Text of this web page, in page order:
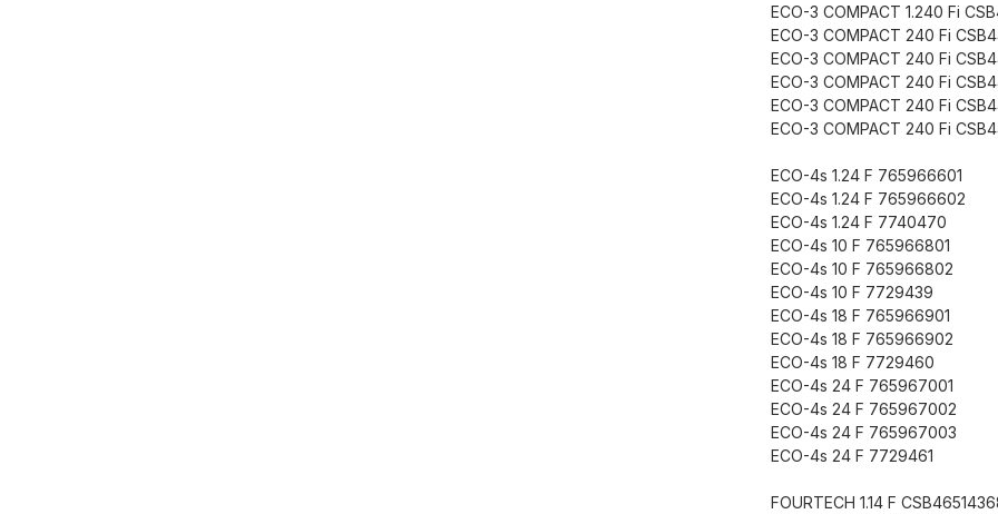
ECO-3 COMPACT 1.240 Fi
ECO-3 COMPACT 240 Fi
ECO-3 COMPACT 240 Fi
ECO-3 COMPACT 240 Fi
ECO-3 COMPACT 240 Fi
ECO-3 COMPACT 240 Fi
ECO-4s 1.24 F 765966601
ECO-4s 1.24 F 765966602
ECO-4s 1.24 F 7740470
ECO-4s 10 F 765966801
ECO-4s 10 F 765966802
ECO-4s 10 F 7729439
ECO-4s 18 F 765966901
ECO-4s 18 F 765966902
ECO-4s 18 F 7729460
ECO-4s 24 F 765967001
ECO-4s 24 F 765967002
ECO-4s 24 F 765967003
ECO-4s 24 F 7729461
FOURTECH 1.14 F